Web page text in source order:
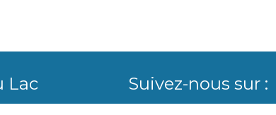
Lac Suivez-nous sur :